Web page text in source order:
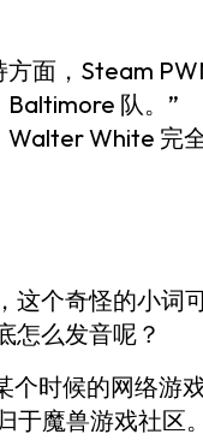
面，Steam
Baltimore 队。”
White 完
这个奇怪的小词
怎么发音呢？
个时候的网络游
于魔兽游戏社区。